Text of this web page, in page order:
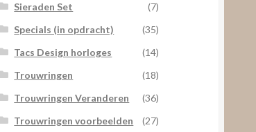
Sieraden Set
(7)
Specials (in opdracht)
(35)
Tacs Design horloges
(14)
Trouwringen
(18)
Trouwringen Veranderen
(36)
Trouwringen voorbeelden
(27)